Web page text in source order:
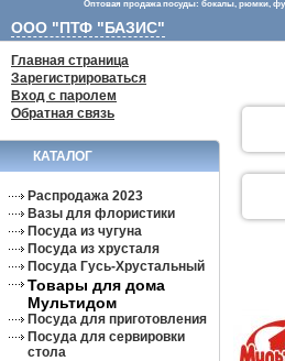
Оптовая продажа посуды: бокалы, рюмки,
ООО "ПТФ "БАЗИС"
Главная страница
Зарегистрироваться
Вход с паролем
Обратная связь
КАТАЛОГ
Распродажа 2023
Вазы для флористики
Посуда из чугуна
Посуда из хрусталя
Посуда Гусь-Хрустальный
Товары для дома
Мультидом
Посуда для приготовления
Посуда для сервировки
стола